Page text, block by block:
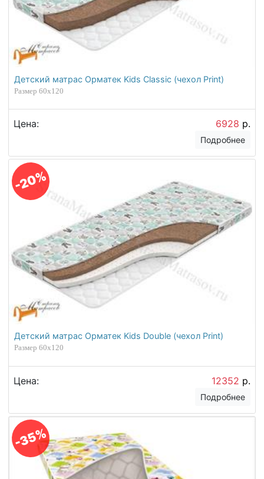
Детский матрас Орматек Kids Classic (чехол Print)
Размер 60х120
Цена: 6928 р.
Подробнее
-20%
Детский матрас Орматек Kids Double (чехол Print)
Размер 60х120
Цена: 12352 р.
Подробнее
-35%